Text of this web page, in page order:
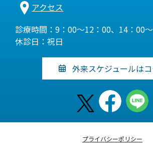
アクセス
診療時間：9：00～12：00、14：00
休診日：祝日
外来スケジュールは
プライバシーポリシー